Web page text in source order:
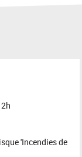
'Incendies de